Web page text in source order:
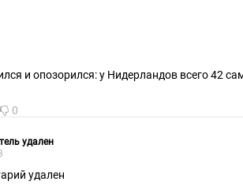
и опозорился: у Нидерландов всего 42
0
удален
удален